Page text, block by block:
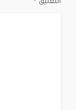
التعليق *